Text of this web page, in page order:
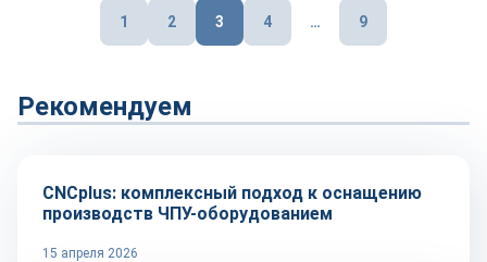
Пагинация
записей
1 2 3 4 … 9
Рекомендуем
Оборудование и инструмент
CNCplus: комплексный подход к оснащению
производств ЧПУ-оборудованием
15 апреля 2026